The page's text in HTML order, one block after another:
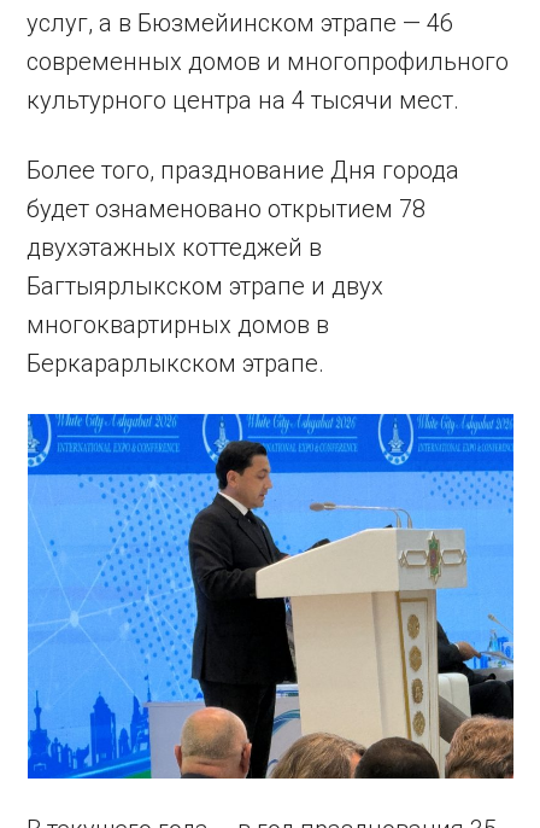
услуг, а в Бюзмейинском этрапе — 46
современных домов и многопрофильного
культурного центра на 4 тысячи мест.
Более того, празднование Дня города
будет ознаменовано открытием 78
двухэтажных коттеджей в
Багтыярлыкском этрапе и двух
многоквартирных домов в
Беркарарлыкском этрапе.